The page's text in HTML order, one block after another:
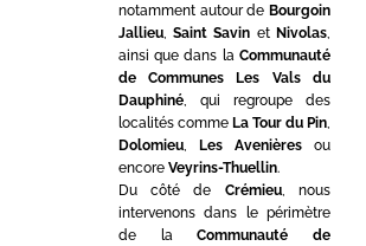
notamment autour de Bourgoin
Jallieu,Saint Savin et Nivolas,
ainsi que dans la Communauté
de Communes Les Vals du
Dauphiné, qui regroupe des
localités comme La Tour du Pin,
Dolomieu, Les Avenièresou
encore Veyrins-Thuellin.
Du côté de Crémieu, nous
intervenons dans le périmètre
de laCommunauté de